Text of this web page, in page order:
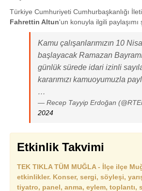
Türkiye Cumhuriyeti Cumhurbaşkanlığı
Fahrettin Altun'un konuyla ilgili paylaşımı
Kamu çalışanlarımızın 10
başlayacak Ramazan
günlük sürede idari izinli
kararımızı kamuoyumuzla
…
— Recep Tayyip Erdoğan
2024
Etkinlik Takvimi
TEK TIKLA TÜM MUĞLA - İlçe ilçe
etkinlikler. Konser, sergi, söyleşi,
tiyatro, panel, anma, eylem, toplantı,